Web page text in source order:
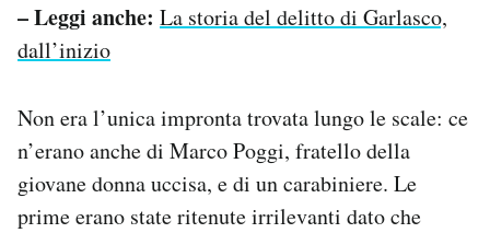
– Leggi anche: La storia del delitto di Garlasco,
dall’inizio
Non era l’unica impronta trovata lungo le scale: ce
n’erano anche di Marco Poggi, fratello della
giovane donna uccisa, e di un carabiniere. Le
prime erano state ritenute irrilevanti dato che